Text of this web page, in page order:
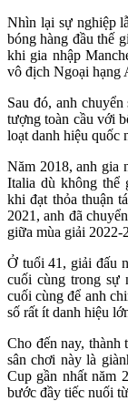
Nhìn lại sự nghiệp
bóng hàng đầu thế
khi gia nhập
vô địch Ngoại hạng
Sau đó, anh
tượng toàn cầu với
loạt danh hiệu quốc
Năm 2018, anh gia
Italia dù không thể
khi đạt thỏa thuận
2021, anh đã
giữa mùa giải 2022-
Ở tuổi 41, giải đấu
cuối cùng trong sự
cuối cùng để anh
số rất ít danh hiệu
Cho đến nay,
sân chơi này là
Cup gần nhất năm
bước đầy tiếc nuối